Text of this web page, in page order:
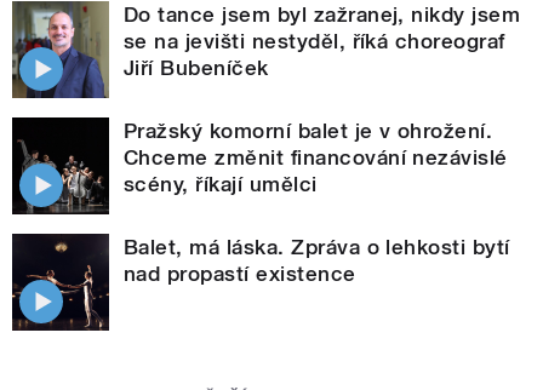
Do tance jsem byl zažranej, nikdy jsem
se na jevišti nestyděl, říká choreograf
Jiří Bubeníček
Pražský komorní balet je v ohrožení.
Chceme změnit financování nezávislé
scény, říkají umělci
Balet, má láska. Zpráva o lehkosti bytí
nad propastí existence